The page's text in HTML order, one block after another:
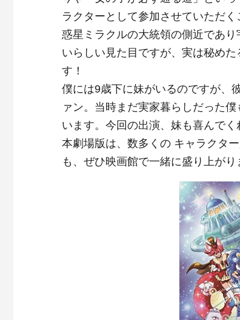
ラクターとして参加させていただ
惑星ミラクルの大統領の側近であ
いらしい見た目ですが、実は秘め
す！
僕には9歳下に妹がいるのですが、
ァン。当時まだ実家暮らしだった
います。今回の出演、妹も喜んでく
本劇場版は、数多くの キャラクタ
も、ぜひ映画館で一緒に盛り上がり